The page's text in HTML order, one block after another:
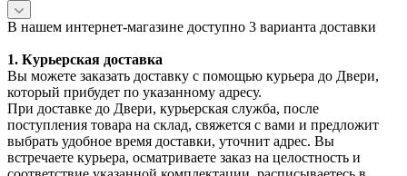
В нашем интернет-магазине доступно 3 варианта доставки
1. Курьерская доставка
Вы можете заказать доставку с помощью курьера до Двери,
который прибудет по указанному адресу.
При доставке до Двери, курьерская служба, после
поступления товара на склад, свяжется с вами и предложит
выбрать удобное время доставки, уточнит адрес. Вы
встречаете курьера, осматриваете заказ на целостность и